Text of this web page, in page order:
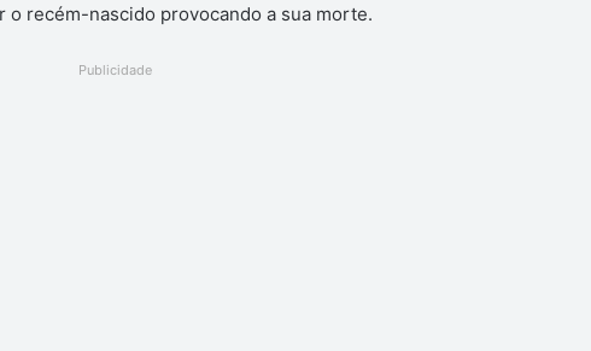
recém-nascido provocando a sua morte.
Publicidade